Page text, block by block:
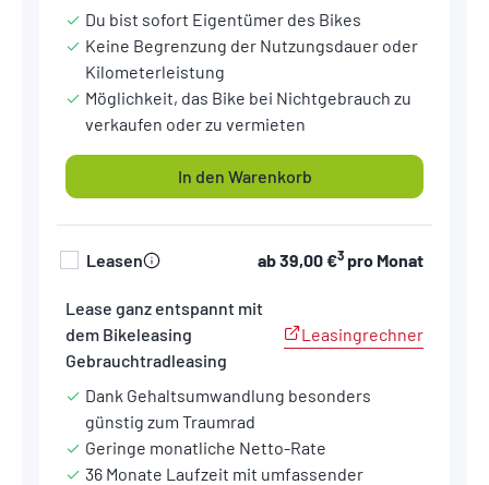
Du bist sofort Eigentümer des Bikes
Keine Begrenzung der Nutzungsdauer oder
Kilometerleistung
Möglichkeit, das Bike bei Nichtgebrauch zu
verkaufen oder zu vermieten
In den Warenkorb
Leasen ab39,00 €3 pro Monat
Lease ganz entspannt mit
dem Bikeleasing
Gebrauchtradleasing
Leasingrechner
Dank Gehaltsumwandlung besonders
günstig zum Traumrad
Geringe monatliche Netto-Rate
36 Monate Laufzeit mit umfassender